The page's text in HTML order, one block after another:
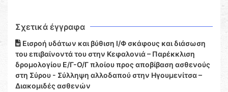
Σχετικά έγγραφα
Εισροή υδάτων και βύθιση Ι/Φ σκάφους και διάσωση
του επιβαίνοντά του στην Κεφαλονιά – Παρέκκλιση
δρομολογίου Ε/Γ-Ο/Γ πλοίου προς αποβίβαση ασθενούς
στη Σύρου - Σύλληψη αλλοδαπού στην Ηγουμενίτσα –
Διακομιδές ασθενών